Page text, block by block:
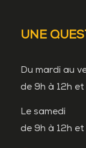
UNE
Du mardi au
de 9h à 12h et
Le samedi
de 9h à 12h et